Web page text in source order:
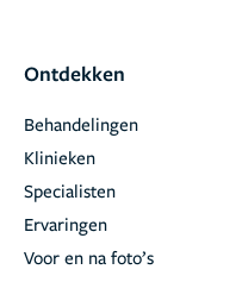
Ontdekken
Behandelingen
Klinieken
Specialisten
Ervaringen
Voor en na foto’s